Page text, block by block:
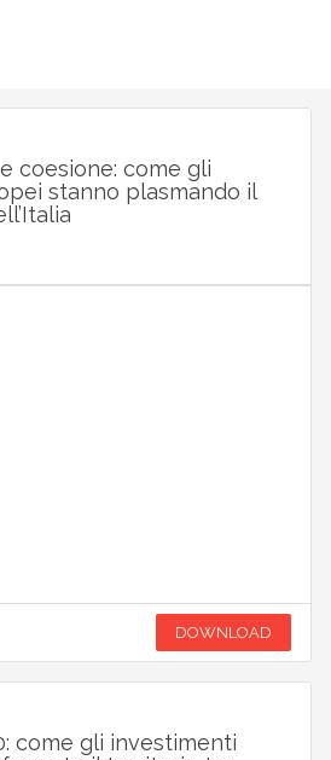
coesione: come gli
stanno plasmando il
DOWNLOAD
come gli investimenti